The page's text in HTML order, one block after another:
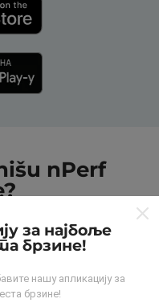
nPerf
за најбоље
брзине!
нашу апликацију за
брзине!